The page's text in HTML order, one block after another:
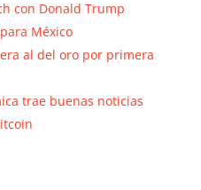
con Donald Trump
México
al del oro por primera
trae buenas noticias